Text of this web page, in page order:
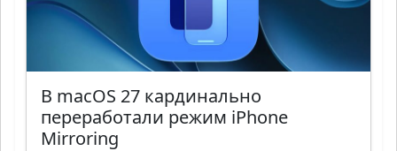
В macOS 27 кардинально
переработали режим iPhone
Mirroring